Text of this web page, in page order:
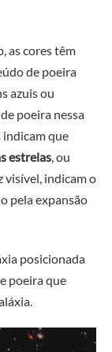
as cores têm
de poeira
azuis ou
poeira nessa
indicam que
estrelas, ou
visível, indicam o
pela expansão
posicionada
poeira que